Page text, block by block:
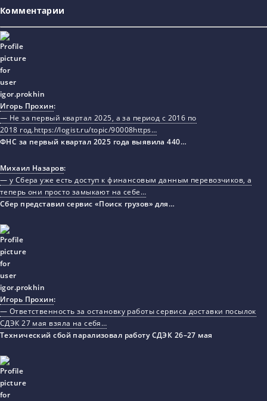
Комментарии
Игорь Прохин:
— Не за первый квартал 2025, а за период с 2016 по
2018 год.https://logist.ru/topic/90008https…
ФНС за первый квартал 2025 года выявила 440…
Михаил Назаров:
— у Сбера уже есть доступ к финансовым данным перевозчиков, а
теперь они просто замыкают на себе…
Сбер представил сервис «Поиск грузов» для…
Игорь Прохин:
— Ответственность за остановку работы сервиса доставки посылок
СДЭК 27 мая взяла на себя…
Технический сбой парализовал работу СДЭК 26–27 мая